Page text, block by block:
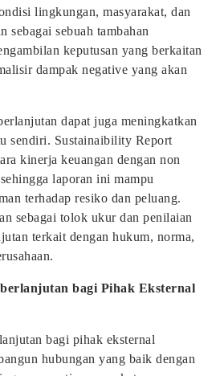
lingkungan, masyarakat, dan
sebagai sebuah tambahan
keputusan yang berkaitan
dampak negative yang akan
dapat juga meningkatkan
sendiri. Sustainaibility Report
kinerja keuangan dengan non
laporan ini mampu
terhadap resiko dan peluang.
sebagai tolok ukur dan penilaian
terkait dengan hukum, norma,
bagi Pihak Eksternal
bagi pihak eksternal
hubungan yang baik dengan